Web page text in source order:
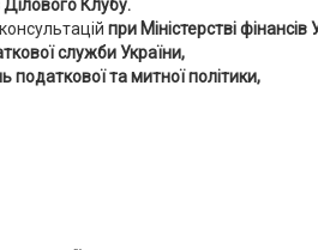
Клубу.
при Міністерстві фінансів
служби України,
податкової та митної політики,